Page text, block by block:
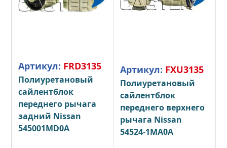
Артикул: FRD3135
Полиуретановый
сайлентблок
переднего рычага
задний Nissan
545001MD0A
Артикул: FXU3135
Полиуретановый
сайлентблок
переднего верхнего
рычага Nissan
54524-1MA0A